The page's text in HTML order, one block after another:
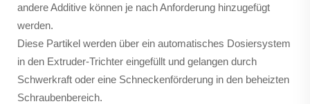
andere Additive können je nach Anforderung hinzugefügt
werden.
Diese Partikel werden über ein automatisches Dosiersystem
in den Extruder-Trichter eingefüllt und gelangen durch
Schwerkraft oder eine Schneckenförderung in den beheizten
Schraubenbereich.